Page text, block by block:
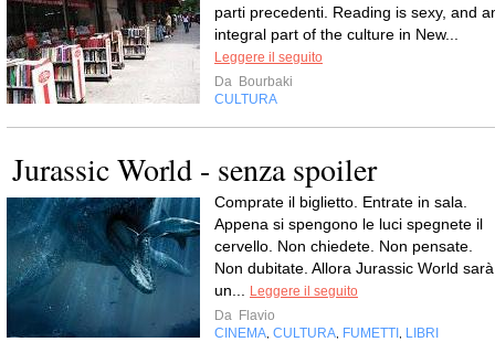
parti precedenti. Reading is sexy, and
integral part of the culture in New...
Leggere il seguito
Da Bourbaki
CULTURA
Jurassic World - senza spoiler
Comprate il biglietto. Entrate in sala.
Appena si spengono le luci spegnete il
cervello. Non chiedete. Non pensate.
Non dubitate. Allora Jurassic World sarà
un...
Leggere il seguito
Da Flavio
CINEMA CULTURA FUMETTI LIBRI